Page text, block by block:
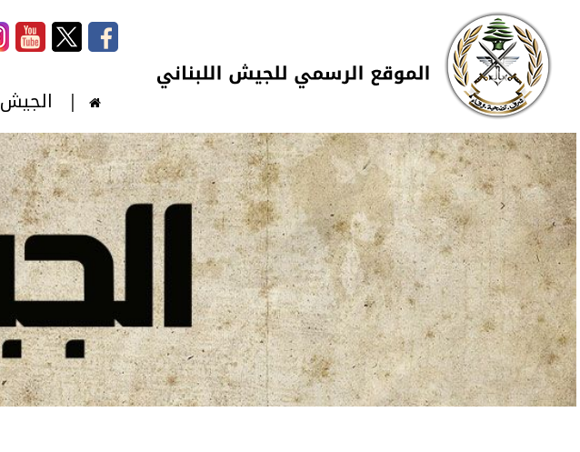
تجاوز إلى المحتوى الرئيسي
Skip to navigation
الجيش